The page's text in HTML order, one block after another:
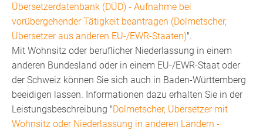
Übersetzerdatenbank (DÜD) - Aufnahme bei
vorübergehender Tätigkeit beantragen (Dolmetscher,
Übersetzer aus anderen EU-/EWR-Staaten)".
Mit Wohnsitz oder beruflicher Niederlassung in einem
anderen Bundesland oder in einem EU-/EWR-Staat oder
der Schweiz können Sie sich auch in Baden-Württemberg
beeidigen lassen. Informationen dazu erhalten Sie in der
Leistungsbeschreibung "Dolmetscher, Übersetzer mit
Wohnsitz oder Niederlassung in anderen Ländern -